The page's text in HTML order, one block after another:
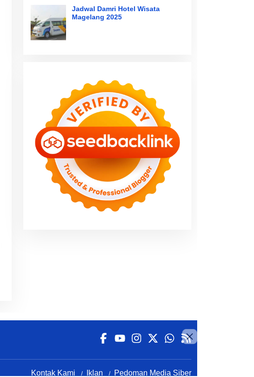
Jadwal Damri Hotel Wisata
Magelang 2025
Kontak Kami Iklan Pedoman Media Siber